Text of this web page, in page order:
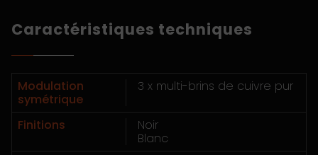
Caractéristiques techniques
Modulation
symétrique
3 x multi-brins de cuivre pur
Finitions
Noir
Blanc